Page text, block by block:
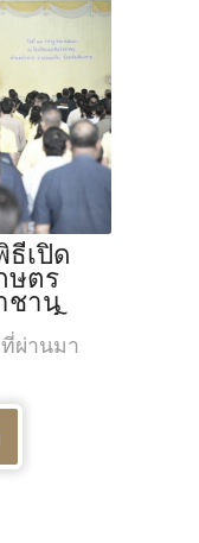
ธีเปิด
ษตร
ชานุ
รมโอ
ฎราช
ม
บาท
28
ระเทศ
ผ่านมา